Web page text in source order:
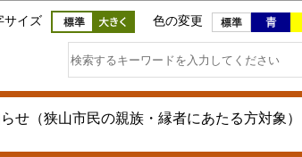
ージの本文へ移動
サイズ 色の変更
せ（狭山市民の親族・縁者にあたる方対象）